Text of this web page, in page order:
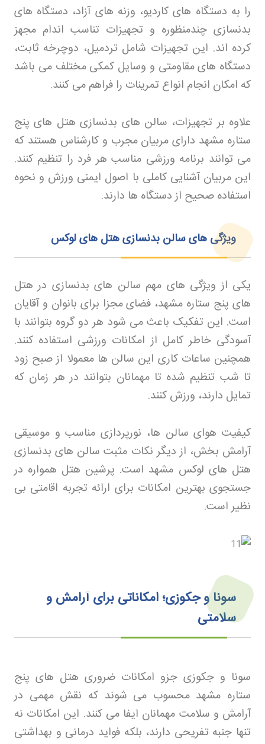
را به دستگاه های کاردیو، وزنه های آزاد، دستگاه های
بدنسازی چندمنظوره و تجهیزات تناسب اندام مجهز
کرده اند. این تجهیزات شامل تردمیل، دوچرخه ثابت،
دستگاه های مقاومتی و وسایل کمکی مختلف می باشد
که امکان انجام انواع تمرینات را فراهم می کنند.
علاوه بر تجهیزات، سالن های بدنسازی هتل های پنج
ستاره مشهد دارای مربیان مجرب و کارشناس هستند که
می توانند برنامه ورزشی مناسب هر فرد را تنظیم کنند.
این مربیان آشنایی کاملی با اصول ایمنی ورزش و نحوه
استفاده صحیح از دستگاه ها دارند.
ویژگی های سالن بدنسازی هتل های لوکس
یکی از ویژگی های مهم سالن های بدنسازی در هتل
های پنج ستاره مشهد، فضای مجزا برای بانوان و آقایان
است. این تفکیک باعث می شود هر دو گروه بتوانند با
آسودگی خاطر کامل از امکانات ورزشی استفاده کنند.
همچنین ساعات کاری این سالن ها معمولا از صبح زود
تا شب تنظیم شده تا مهمانان بتوانند در هر زمان که
تمایل دارند، ورزش کنند.
کیفیت هوای سالن ها، نورپردازی مناسب و موسیقی
آرامش بخش، از دیگر نکات مثبت سالن های بدنسازی
هتل های لوکس مشهد است. پرشین هتل همواره در
جستجوی بهترین امکانات برای ارائه تجربه اقامتی بی
نظیر است.
سونا و جکوزی؛ امکاناتی برای آرامش و
سلامتی
سونا و جکوزی جزو امکانات ضروری هتل های پنج
ستاره مشهد محسوب می شوند که نقش مهمی در
آرامش و سلامت مهمانان ایفا می کنند. این امکانات نه
تنها جنبه تفریحی دارند، بلکه فواید درمانی و بهداشتی